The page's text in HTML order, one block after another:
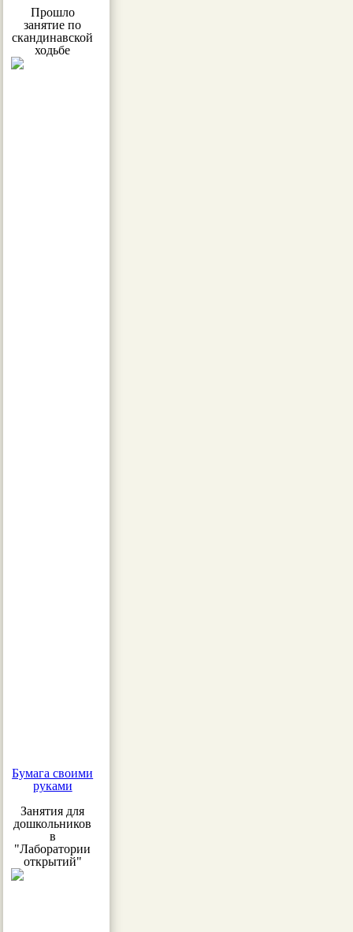
Прошло
занятие по
скандинавской
ходьбе
Бумага своими
руками
Занятия для
дошкольников
в
"Лаборатории
открытий"